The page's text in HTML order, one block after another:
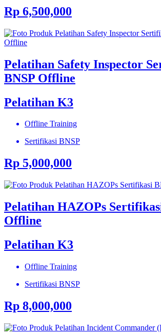
Rp 6,500,000
Pelatihan Safety Inspector
BNSP Offline
Pelatihan K3
Offline Training
Sertifikasi BNSP
Rp 5,000,000
Pelatihan HAZOPs
Offline
Pelatihan K3
Offline Training
Sertifikasi BNSP
Rp 8,000,000